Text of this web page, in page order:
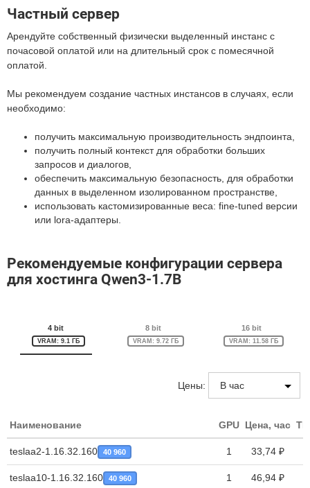
Частный сервер
Арендуйте собственный физически выделенный инстанс с
почасовой оплатой или на длительный срок с помесячной
оплатой.
Мы рекомендуем создание частных инстансов в случаях, если
необходимо:
получить максимальную производительность эндпоинта,
получить полный контекст для обработки больших
запросов и диалогов,
обеспечить максимальную безопасность, для обработки
данных в выделенном изолированном пространстве,
использовать кастомизированные веса: fine-tuned версии
или lora-адаптеры.
Рекомендуемые конфигурации сервера
для хостинга Qwen3-1.7B
4 bit
VRAM: 9.1 ГБ
8 bit
VRAM: 9.72 ГБ
16 bit
VRAM: 11.58 ГБ
Цены:
Наименование GPU Цена, час
teslaa2-1.16.32.160 40 960 1 33,74 ₽
teslaa10-1.16.32.160 40 960 1 46,94 ₽